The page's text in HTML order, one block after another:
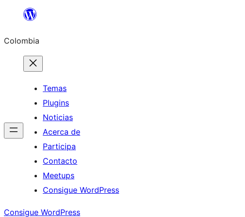
Saltar
contenido
Colombia
Temas
Plugins
Noticias
Acerca de
Participa
Contacto
Meetups
Consigue WordPress
Consigue WordPress